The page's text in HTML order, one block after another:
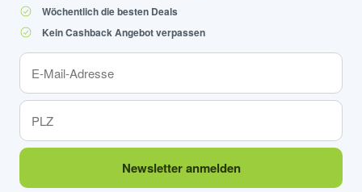
Wöchentlich die besten Deals
Kein Cashback Angebot verpassen
Newsletter anmelden